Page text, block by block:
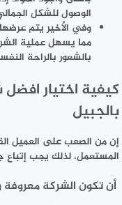
الوصول للشكل
وفي الأخير يتم
مما يسهل عملية
بالشعور بالراحة
كيفية اختيار
بالجبيل
إن من الصعب على العميل
المستعمل، لذلك يجب
أن تكون الشركة